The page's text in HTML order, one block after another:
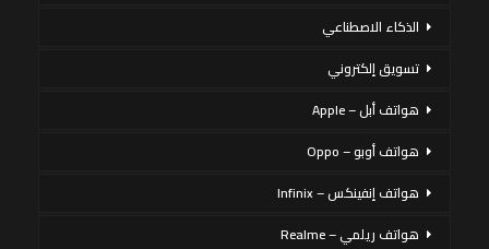
الذكاء الاصطناعي
تسويق إلكتروني
هواتف أبل – Apple
هواتف أوبو – Oppo
هواتف إنفينكس – Infinix
هواتف ريلمي – Realme